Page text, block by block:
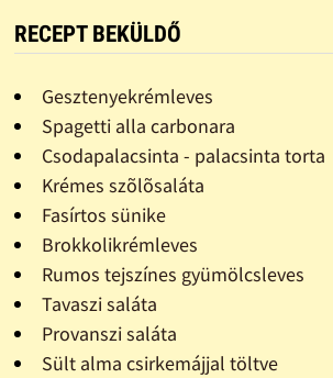
RECEPT BEKÜLDŐ
Gesztenyekrémleves
Spagetti alla carbonara
Csodapalacsinta - palacsinta torta
Krémes szõlõsaláta
Fasírtos sünike
Brokkolikrémleves
Rumos tejszínes gyümölcsleves
Tavaszi saláta
Provanszi saláta
Sült alma csirkemájjal töltve